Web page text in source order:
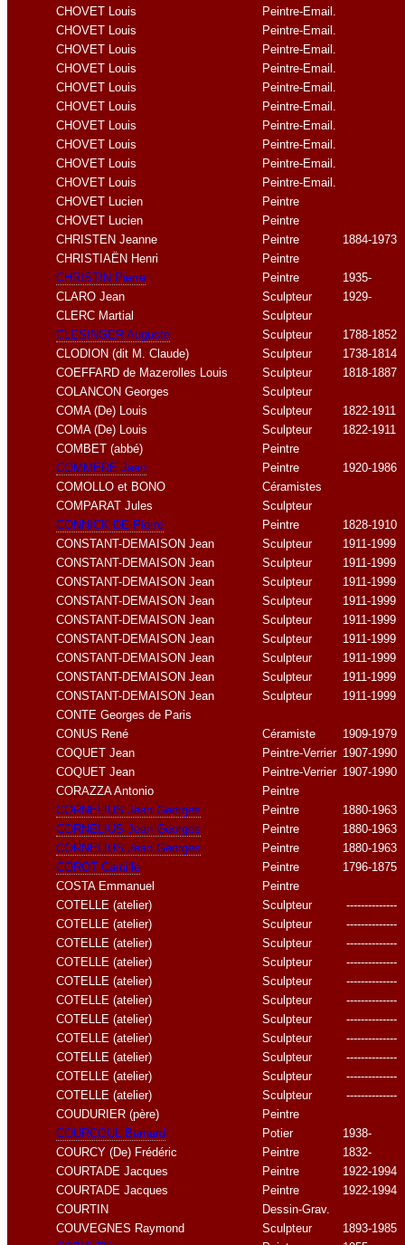
CHOVET Louis
Peintre-Email.
CHOVET Louis
Peintre-Email.
CHOVET Louis
Peintre-Email.
CHOVET Louis
Peintre-Email.
CHOVET Louis
Peintre-Email.
CHOVET Louis
Peintre-Email.
CHOVET Louis
Peintre-Email.
CHOVET Louis
Peintre-Email.
CHOVET Louis
Peintre-Email.
CHOVET Louis
Peintre-Email.
CHOVET Lucien
Peintre
CHOVET Lucien
Peintre
CHRISTEN Jeanne
Peintre
1884-1973
CHRISTIAËN Henri
Peintre
CHRISTIN Pierre
Peintre
1935-
CLARO Jean
Sculpteur
1929-
CLERC Martial
Sculpteur
CLESINGER Auguste
Sculpteur
1788-1852
CLODION (dit M. Claude)
Sculpteur
1738-1814
COEFFARD de Mazerolles Louis
Sculpteur
1818-1887
COLANCON Georges
Sculpteur
COMA (De) Louis
Sculpteur
1822-1911
COMA (De) Louis
Sculpteur
1822-1911
COMBET (abbé)
Peintre
COMMERE Jean
Peintre
1920-1986
COMOLLO et BONO
Céramistes
COMPARAT Jules
Sculpteur
CONNICK DE Pierre
Peintre
1828-1910
CONSTANT-DEMAISON Jean
Sculpteur
1911-1999
CONSTANT-DEMAISON Jean
Sculpteur
1911-1999
CONSTANT-DEMAISON Jean
Sculpteur
1911-1999
CONSTANT-DEMAISON Jean
Sculpteur
1911-1999
CONSTANT-DEMAISON Jean
Sculpteur
1911-1999
CONSTANT-DEMAISON Jean
Sculpteur
1911-1999
CONSTANT-DEMAISON Jean
Sculpteur
1911-1999
CONSTANT-DEMAISON Jean
Sculpteur
1911-1999
CONSTANT-DEMAISON Jean
Sculpteur
1911-1999
CONTE Georges de Paris
CONUS René
Céramiste
1909-1979
COQUET Jean
Peintre-Verrier 1907-1990
COQUET Jean
Peintre-Verrier 1907-1990
CORAZZA Antonio
Peintre
CORNELIUS Jean Georges
Peintre
1880-1963
CORNELIUS Jean Georges
Peintre
1880-1963
CORNELIUS Jean Georges
Peintre
1880-1963
COROT Camille
Peintre
1796-1875
COSTA Emmanuel
Peintre
COTELLE (atelier)
Sculpteur
--------------
COTELLE (atelier)
Sculpteur
--------------
COTELLE (atelier)
Sculpteur
--------------
COTELLE (atelier)
Sculpteur
--------------
COTELLE (atelier)
Sculpteur
--------------
COTELLE (atelier)
Sculpteur
--------------
COTELLE (atelier)
Sculpteur
--------------
COTELLE (atelier)
Sculpteur
--------------
COTELLE (atelier)
Sculpteur
--------------
COTELLE (atelier)
Sculpteur
--------------
COTELLE (atelier)
Sculpteur
--------------
COUDURIER (père)
Peintre
COURCOUL Bernard
Potier
1938-
COURCY (De) Frédéric
Peintre
1832-
COURTADE Jacques
Peintre
1922-1994
COURTADE Jacques
Peintre
1922-1994
COURTIN
Dessin-Grav.
COUVEGNES Raymond
Sculpteur
1893-1985